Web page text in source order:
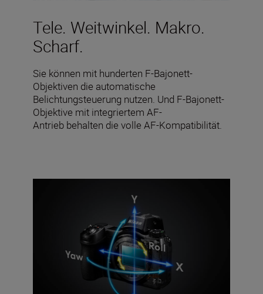
Tele. Weitwinkel. Makro.
Scharf.
Sie können mit hunderten F-Bajonett-
Objektiven die automatische
Belichtungsteuerung nutzen. Und F-Bajonett-
Objektive mit integriertem AF-
Antrieb behalten die volle AF-Kompatibilität.